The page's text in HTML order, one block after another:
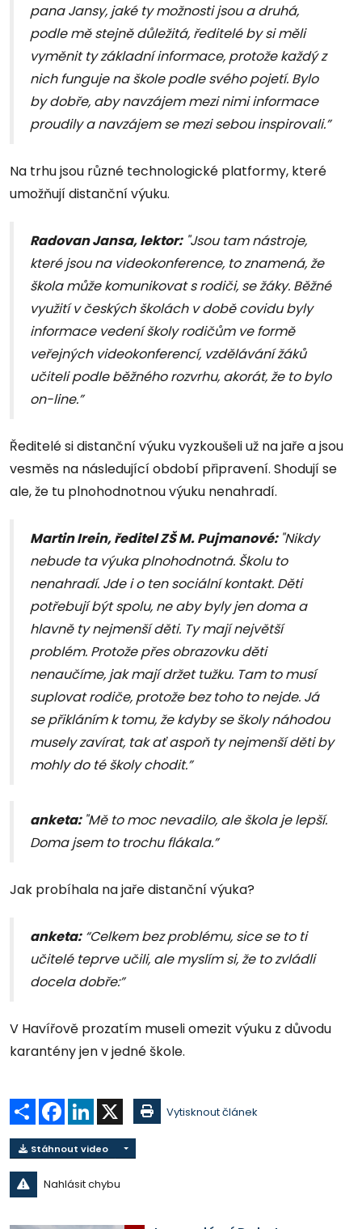
pana Jansy, jaké ty možnosti jsou a druhá,
podle mě stejně důležitá, ředitelé by si měli
vyměnit ty základní informace, protože každý z
nich funguje na škole podle svého pojetí. Bylo
by dobře, aby navzájem mezi nimi informace
proudily a navzájem se mezi sebou inspirovali.”
Na trhu jsou různé technologické platformy, které
umožňují distanční výuku.
Radovan Jansa, lektor:"Jsou tam nástroje,
které jsou na videokonference, to znamená, že
škola může komunikovat s rodiči, se žáky. Běžné
využití v českých školách v době covidu byly
informace vedení školy rodičům ve formě
veřejných videokonferencí, vzdělávání žáků
učiteli podle běžného rozvrhu, akorát, že to bylo
on-line.”
Ředitelé si distanční výuku vyzkoušeli už na jaře a jsou
vesměs na následující období připravení. Shodují se
ale, že tu plnohodnotnou výuku nenahradí.
Martin Irein, ředitel ZŠ M. Pujmanové: "Nikdy
nebude ta výuka plnohodnotná. Školu to
nenahradí. Jde i o ten sociální kontakt. Děti
potřebují být spolu, ne aby byly jen doma a
hlavně ty nejmenší děti. Ty mají největší
problém. Protože přes obrazovku děti
nenaučíme, jak mají držet tužku. Tam to musí
suplovat rodiče, protože bez toho to nejde. Já
se přikláním k tomu, že kdyby se školy náhodou
musely zavírat, tak ať aspoň ty nejmenší děti by
mohly do té školy chodit.”
anketa: "Mě to moc nevadilo, ale škola je lepší.
Doma jsem to trochu flákala.”
Jak probíhala na jaře distanční výuka?
anketa:“Celkem bez problému, sice se to ti
učitelé teprve učili, ale myslím si, že to zvládli
docela dobře:”
V Havířově prozatím museli omezit výuku z důvodu
karantény jen v jedné škole.
Sdílet Facebook
LinkedIn Vytisknout článek
Stáhnout video
Nahlásit chybu